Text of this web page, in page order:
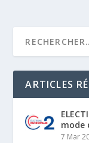
ARTICLES
mode
7 Mar